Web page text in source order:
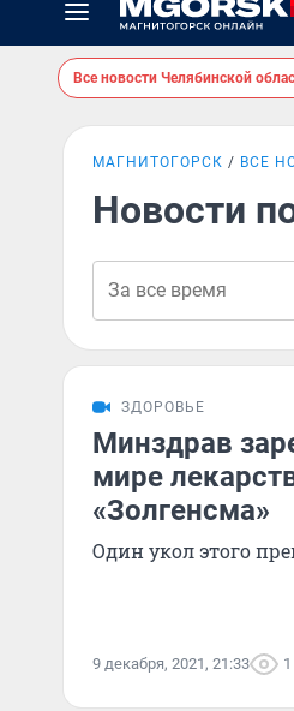
Все новости Челябинской
МАГНИТОГОРСК ВСЕ
Новости
ЗДОРОВЬЕ
Минздрав
мире
«Золгенсма»
Один укол этого
9 декабря, 2021, 21:33